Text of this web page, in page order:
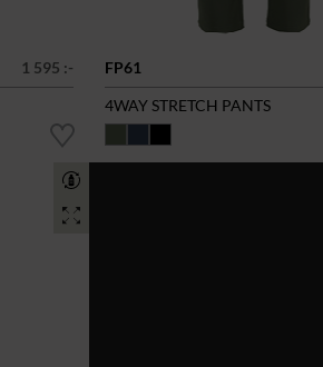
1 595 :-
FP61
4WAY STRETCH PANTS